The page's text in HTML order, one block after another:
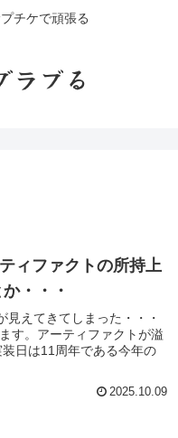
チケで頑張る
ラブる
ィファクトの所持上
か・・・
見えてきてしまった・・・
す。アーティファクトが溢
日は11周年である今年の
2025.10.09